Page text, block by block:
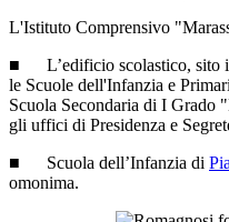
L'Istituto Comprensivo
■ L’edificio scolastico, sito
le Scuole dell'Infanzia e
Scuola Secondaria di I Grado
gli uffici di Presidenza e
■ Scuola dell’Infanzia di
omonima.